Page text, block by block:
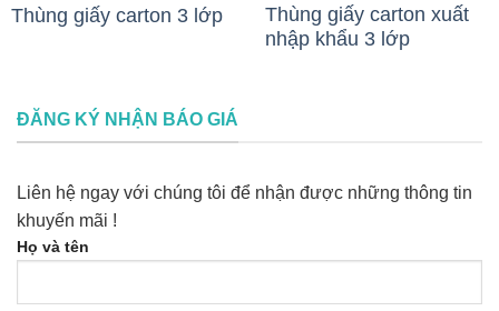
Thùng giấy carton 3 lớp
Thùng giấy carton xuất
nhập khẩu 3 lớp
ĐĂNG KÝ NHẬN BÁO GIÁ
Liên hệ ngay với chúng tôi để nhận được những thông tin
khuyến mãi !
Họ và tên